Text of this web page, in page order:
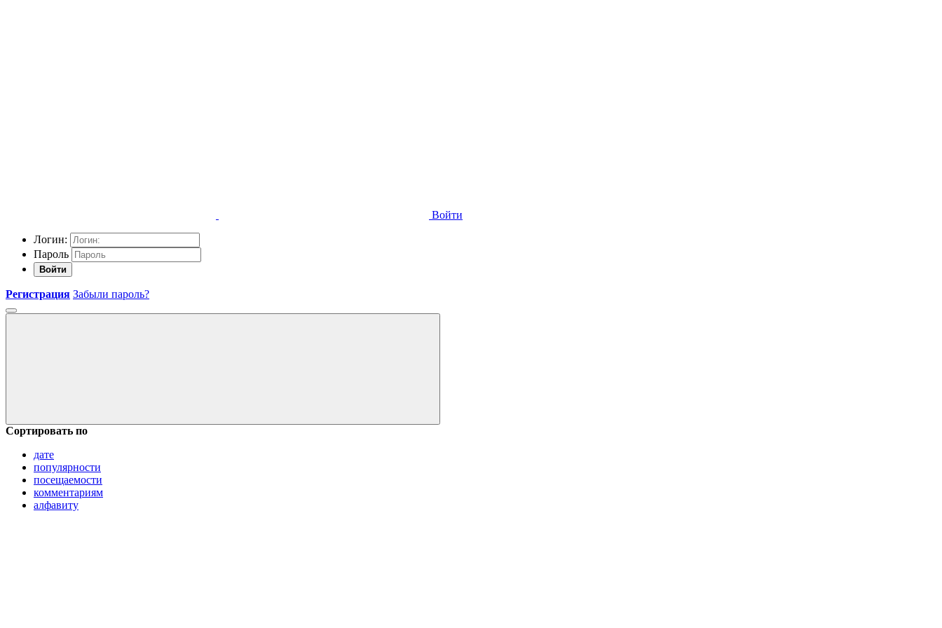
Войти
Логин:
Пароль
Войти
Регистрация Забыли пароль?
Сортировать по
дате
популярности
посещаемости
комментариям
алфавиту